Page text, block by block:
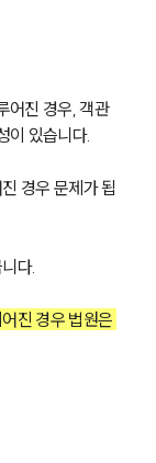
어진 경우, 객관
이 있습니다.
경우 문제가 됩
다.
진 경우 법원은